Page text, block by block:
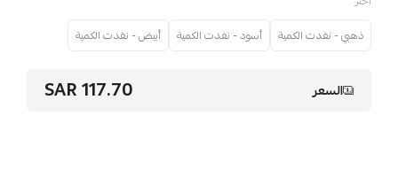
ذهبي - نفدت الكمية أسود - نفدت الكمية أبيض - نفدت الكمية
السعر 117.70 SAR